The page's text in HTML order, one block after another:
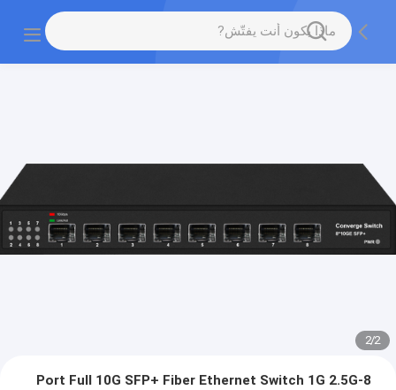
2
/
2
8-Port Full 10G SFP+ Fiber Ethernet Switch 1G 2.5G